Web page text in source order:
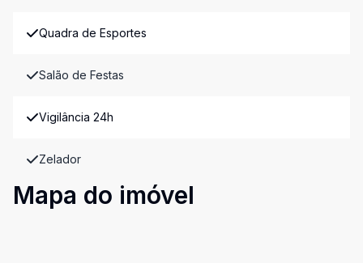
Quadra de Esportes
Salão de Festas
Vigilância 24h
Zelador
Mapa do imóvel